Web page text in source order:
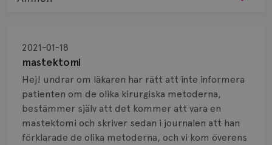
mastektomi
2021-01-18
Hej! undrar om läkaren har rätt att inte informera
patienten om de olika kirurgiska metoderna,
bestämmer själv att det kommer att vara en
mastektomi och skriver sedan i journalen att han
förklarade de olika metoderna, och vi kom överens
Biopsi
Biverkningar
Bröstvårta
Knöl